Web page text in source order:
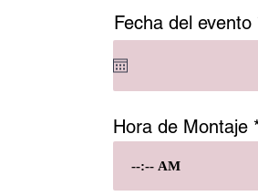
Fecha del evento
Hora de Montaje